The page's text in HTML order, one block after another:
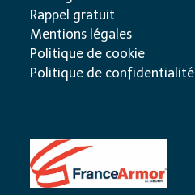
Rappel gratuit
Mentions légales
Politique de cookie
Politique de confidentialité